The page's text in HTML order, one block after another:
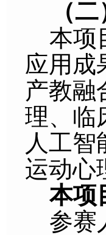
（
本项
应用成
产教融
理、临
人工智
运动心
本项
参赛